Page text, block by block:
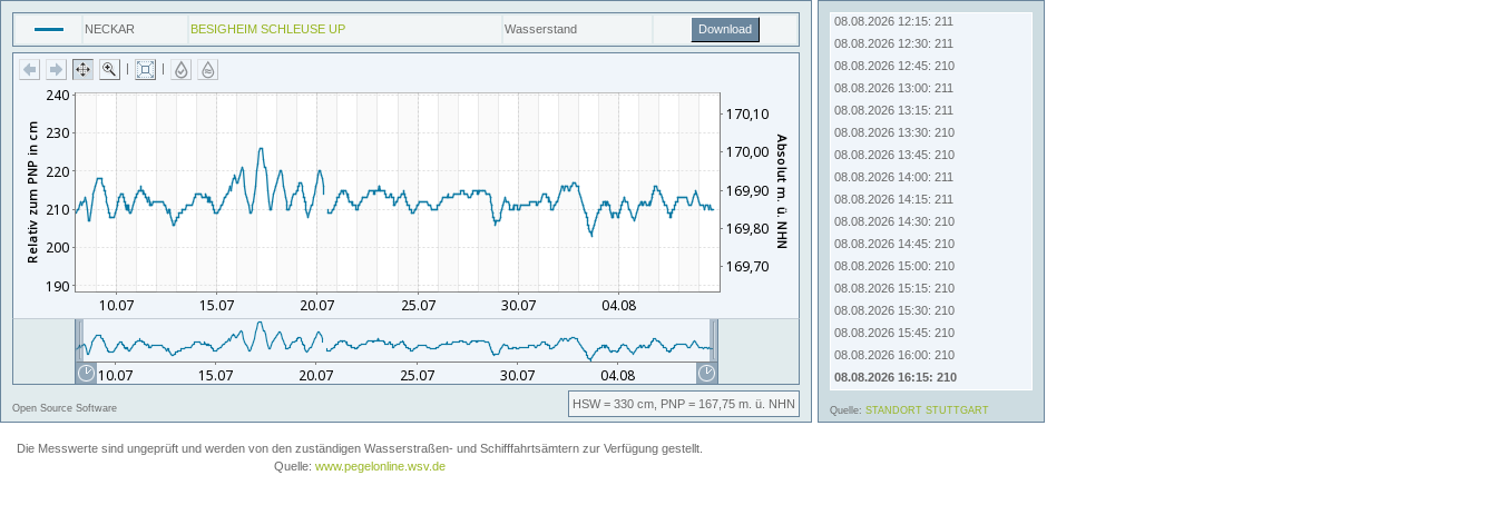
NECKAR BESIGHEIM SCHLEUSE UP Wasserstand Download
| |
Open Source Software HSW= 330 cm, PNP = 167,75 m. ü. NHN
08.08.2026 12:15: 211
08.08.2026 12:30: 211
08.08.2026 12:45: 210
08.08.2026 13:00: 211
08.08.2026 13:15: 211
08.08.2026 13:30: 210
08.08.2026 13:45: 210
08.08.2026 14:00: 211
08.08.2026 14:15: 211
08.08.2026 14:30: 210
08.08.2026 14:45: 210
08.08.2026 15:00: 210
08.08.2026 15:15: 210
08.08.2026 15:30: 210
08.08.2026 15:45: 210
08.08.2026 16:00: 210
08.08.2026 16:15: 210
Quelle: STANDORT STUTTGART
Die Messwerte sind ungeprüft und werden von den zuständigen Wasserstraßen- und Schifffahrtsämtern zur Verfügung gestellt.
Quelle: www.pegelonline.wsv.de